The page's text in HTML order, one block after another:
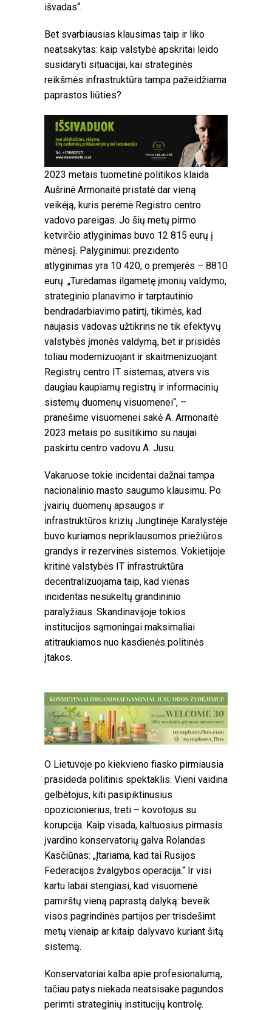
išvadas“.
Bet svarbiausias klausimas taip ir liko
neatsakytas: kaip valstybė apskritai leido
susidaryti situacijai, kai strateginės
reikšmės infrastruktūra tampa pažeidžiama
paprastos liūties?
2023 metais tuometinė politikos klaida
Aušrinė Armonaitė pristatė dar vieną
veikėją, kuris perėmė Registro centro
vadovo pareigas. Jo šių metų pirmo
ketvirčio atlyginimas buvo 12 815 eurų į
mėnesį. Palyginimui: prezidento
atlyginimas yra 10 420, o premjerės – 8810
eurų. „Turėdamas ilgametę įmonių valdymo,
strateginio planavimo ir tarptautinio
bendradarbiavimo patirtį, tikimės, kad
naujasis vadovas užtikrins ne tik efektyvų
valstybės įmonės valdymą, bet ir prisidės
toliau modernizuojant ir skaitmenizuojant
Registrų centro IT sistemas, atvers vis
daugiau kaupiamų registrų ir informacinių
sistemų duomenų visuomenei“, –
pranešime visuomenei sakė A. Armonaitė
2023 metais po susitikimo su naujai
paskirtu centro vadovu A. Jusu.
Vakaruose tokie incidentai dažnai tampa
nacionalinio masto saugumo klausimu. Po
įvairių duomenų apsaugos ir
infrastruktūros krizių Jungtinėje Karalystėje
buvo kuriamos nepriklausomos priežiūros
grandys ir rezervinės sistemos. Vokietijoje
kritinė valstybės IT infrastruktūra
decentralizuojama taip, kad vienas
incidentas nesukeltų grandininio
paralyžiaus. Skandinavijoje tokios
institucijos sąmoningai maksimaliai
atitraukiamos nuo kasdienės politinės
įtakos.
O Lietuvoje po kiekvieno fiasko pirmiausia
prasideda politinis spektaklis. Vieni vaidina
gelbėtojus, kiti pasipiktinusius
opozicionierius, treti – kovotojus su
korupcija. Kaip visada, kaltuosius pirmasis
įvardino konservatorių galva Rolandas
Kasčiūnas: „Įtariama, kad tai Rusijos
Federacijos žvalgybos operacija.“ Ir visi
kartu labai stengiasi, kad visuomenė
pamirštų vieną paprastą dalyką: beveik
visos pagrindinės partijos per trisdešimt
metų vienaip ar kitaip dalyvavo kuriant šitą
sistemą.
Konservatoriai kalba apie profesionalumą,
tačiau patys niekada neatsisakė pagundos
perimti strateginių institucijų kontrolę.